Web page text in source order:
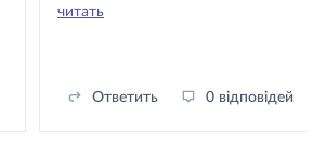
Кстати, мощность этого фена
За такие деньги фен – настоящее
читать
Ответить 0 відповідей